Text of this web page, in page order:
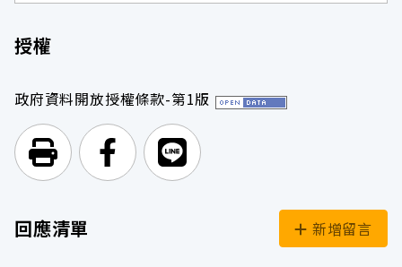
授權
政府資料開放授權條款-第1版
列印頁面前往Facebook
前往Line
回應清單 新增留言